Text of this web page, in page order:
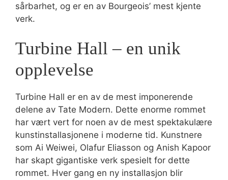
sårbarhet, og er en av Bourgeois’ mest kjente
verk.
Turbine Hall – en unik
opplevelse
Turbine Hall er en av de mest imponerende
delene av Tate Modern. Dette enorme rommet
har vært vert for noen av de mest spektakulære
kunstinstallasjonene i moderne tid. Kunstnere
som Ai Weiwei, Olafur Eliasson og Anish Kapoor
har skapt gigantiske verk spesielt for dette
rommet. Hver gang en ny installasjon blir